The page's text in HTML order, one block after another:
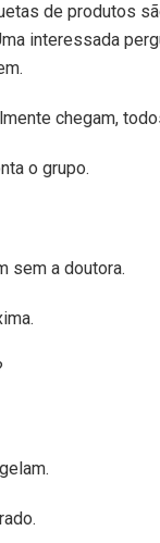
de produtos
interessada
chegam,
o grupo.
sem a doutora.